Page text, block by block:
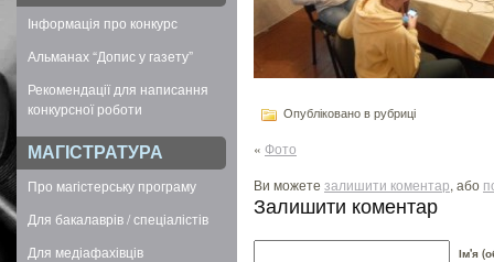
Інформація про конкурс
Альманах “Допис у газету”
Рекомендації для написання
конкурсної роботи
МАГІСТРАТУРА
Про магістерську програму
Для бакалаврів / спеціалістів
Для медіафахівців
Опубліковано в рубриці
« Фото
Ви можете залишити коментар, або
Залишити коментар
Ім'я